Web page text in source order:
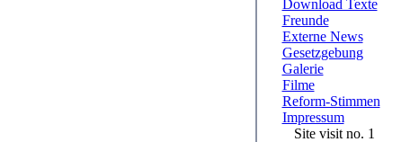
Download Texte
Freunde
Externe News
Gesetzgebung
Galerie
Filme
Reform-Stimmen
Impressum
Site visit no. 1